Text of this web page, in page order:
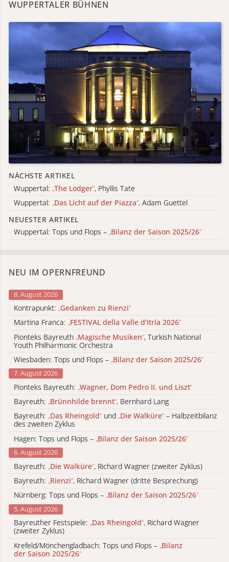
WUPPERTALER BÜHNEN
NÄCHSTE ARTIKEL
Wuppertal: „The Lodger“, Phyllis Tate
Wuppertal: „Das Licht auf der Piazza“, Adam Guettel
NEUESTER ARTIKEL
Wuppertal: Tops und Flops – „Bilanz der Saison 2025/26“
NEU IM OPERNFREUND
8. August 2026
Kontrapunkt: „Gedanken zu Rienzi“
Martina Franca: „FESTIVAL della Valle d’Itria 2026“
Pionteks Bayreuth „Magische Musiken“, Turkish National
Youth Philharmonic Orchestra
Wiesbaden: Tops und Flops – „Bilanz der Saison 2025/26“
7. August 2026
Pionteks Bayreuth: „Wagner, Dom Pedro II. und Liszt“
Bayreuth: „Brünnhilde brennt“, Bernhard Lang
Bayreuth: „Das Rheingold“ und „Die Walküre“ – Halbzeitbilanz
des zweiten Zyklus
Hagen: Tops und Flops – „Bilanz der Saison 2025/26“
6. August 2026
Bayreuth: „Die Walküre“, Richard Wagner (zweiter Zyklus)
Bayreuth: „Rienzi“, Richard Wagner (dritte Besprechung)
Nürnberg: Tops und Flops – „Bilanz der Saison 2025/26“
5. August 2026
Bayreuther Festspiele: „Das Rheingold“, Richard Wagner
(zweiter Zyklus)
Krefeld/Mönchengladbach: Tops und Flops – „Bilanz
der Saison 2025/26“